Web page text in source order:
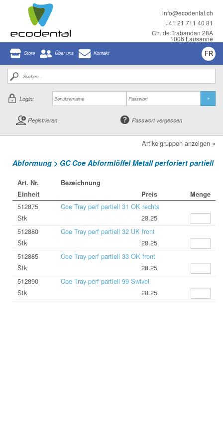
info@ecodental.ch
+41 21 711 40 81
Ch. de Trabandan 28A
1006 Lausanne
Store Über uns Kontakt FR
Login: »
Registrieren Passwort vergessen
Artikelgruppen anzeigen »
Abformung > GC Coe Abformlöffel Metall perforiert partiell
Art. Nr.
Bezeichnung
Einheit
Preis Menge
512875
Coe Tray perf partiell 31 OK rechts
Stk
28.25
512880
Coe Tray perf partiell 32 UK front
Stk
28.25
512885
Coe Tray perf partiell 33 OK front
Stk
28.25
512890
Coe Tray perf partiell 99 Swivel
Stk
28.25